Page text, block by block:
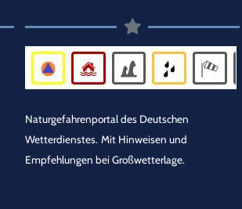
Naturgefahrenportal des Deutschen
Wetterdienstes. Mit Hinweisen und
Empfehlungen bei Großwetterlage.